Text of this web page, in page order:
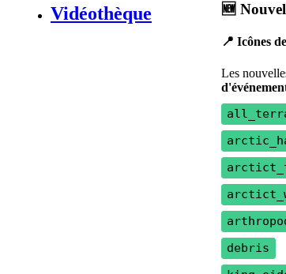
Vidéothèque

 Icônes de
Les
d'évé
debris